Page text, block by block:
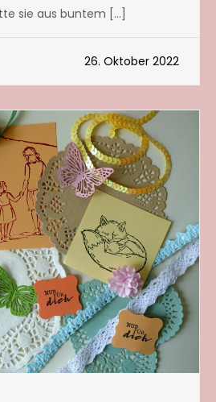
sie aus buntem […]
26. Oktober 2022